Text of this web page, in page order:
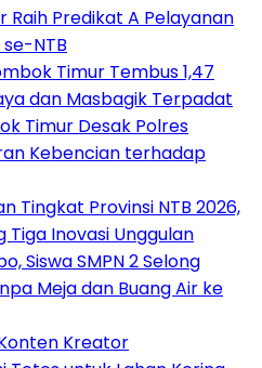
Raih Predikat A Pelayanan
NTB
Timur Tembus 1,47
dan Masbagik Terpadat
Timur Desak Polres
Kebencian terhadap
Tingkat Provinsi NTB 2026,
Tiga Inovasi Unggulan
Siswa SMPN 2 Selong
Meja dan Buang Air ke
Kreator